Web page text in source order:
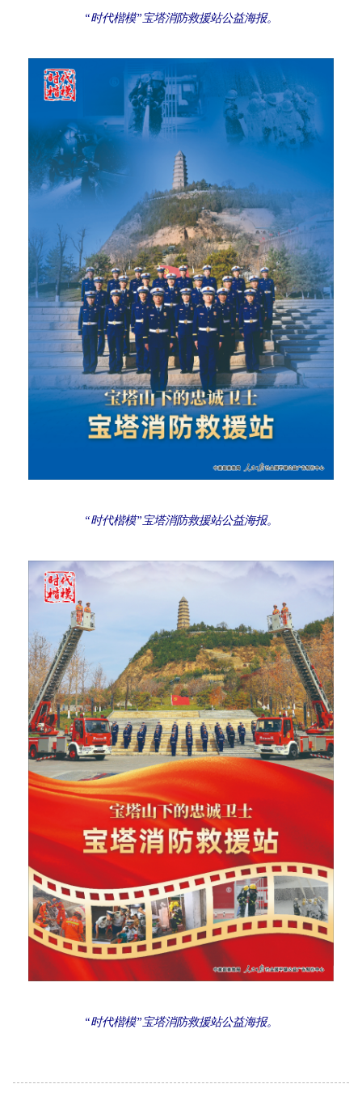
“时代楷模”宝塔消防救援站公益海报。
“时代楷模”宝塔消防救援站公益海报。
“时代楷模”宝塔消防救援站公益海报。